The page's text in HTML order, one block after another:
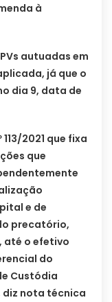
à
autuadas em
já que o
dia 9, data de
2021 que fixa
que
e de
precatório,
até o efetivo
do
Custódia
diz nota técnica